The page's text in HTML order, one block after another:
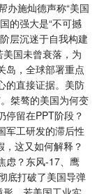
办施灿德声称“美国
的强大是“不可撼
层沉迷于自我构建
美国未曾衰落，为
岛，全球部署重点
的直接证据。美防
桀骜的美国为何变
停留在PPT阶段？
军工研发的滞后性
这又如何解释？
虑？东风-17、鹰
底打破了美国导弹